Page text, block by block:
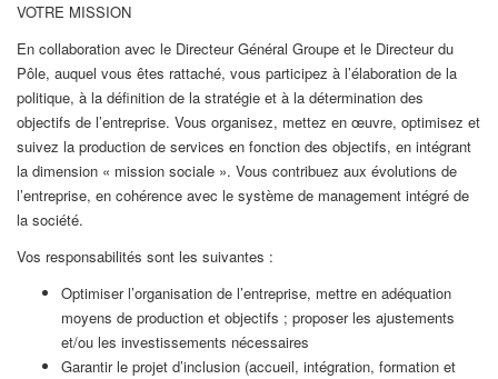
VOTRE MISSION
En collaboration avec le Directeur Général Groupe et le Directeur du
Pôle, auquel vous êtes rattaché, vous participez à l’élaboration de la
politique, à la définition de la stratégie et à la détermination des
objectifs de l’entreprise. Vous organisez, mettez en œuvre, optimisez et
suivez la production de services en fonction des objectifs, en intégrant
la dimension « mission sociale ». Vous contribuez aux évolutions de
l’entreprise, en cohérence avec le système de management intégré de
la société.
Vos responsabilités sont les suivantes :
Optimiser l’organisation de l’entreprise, mettre en adéquation
moyens de production et objectifs ; proposer les ajustements
et/ou les investissements nécessaires
Garantir le projet d’inclusion (accueil, intégration, formation et